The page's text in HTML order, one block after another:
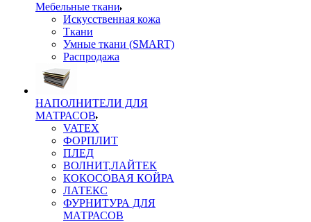
Мебельные ткани
Искусственная кожа
Ткани
Умные ткани (SMART)
Распродажа
НАПОЛНИТЕЛИ ДЛЯ
МАТРАСОВ
VATEX
ФОРПЛИТ
ПЛЕД
ВОЛНИТ,ЛАЙТЕК
КОКОСОВАЯ КОЙРА
ЛАТЕКС
ФУРНИТУРА ДЛЯ
МАТРАСОВ